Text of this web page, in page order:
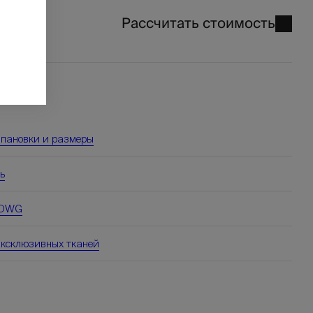
Рассчитать стоимость
и размеры
тканей